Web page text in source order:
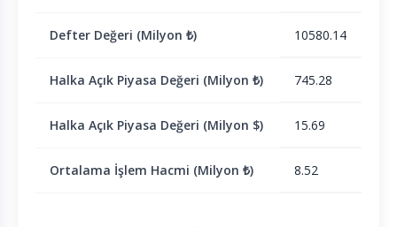
Defter Değeri (Milyon ₺) 10580.14
Halka Açık Piyasa Değeri (Milyon ₺) 745.28
Halka Açık Piyasa Değeri (Milyon $) 15.69
Ortalama İşlem Hacmi (Milyon ₺) 8.52